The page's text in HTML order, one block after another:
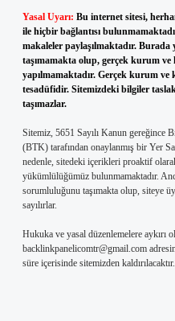
Yasal Uyarı: Bu internet sitesi,
ile hiçbir bağlantısı
makaleler paylaşılmaktadır.
taşımamakta olup, gerçek kurum ve
yapılmamaktadır. Gerçek kurum
tesadüfidir. Sitemizdeki bilgiler
taşımazlar.
Sitemiz, 5651 Sayılı Kanun
(BTK) tarafından onaylanmış bir Yer
nedenle, sitedeki içerikleri proaktif
yükümlülüğümüz bulunmamaktadır.
sorumluluğunu taşımakta olup, siteye
sayılırlar.
Hukuka ve yasal düzenlemelere aykırı
backlinkpanelicomtr@gmail.com
süre içerisinde sitemizden kaldırılacaktır.